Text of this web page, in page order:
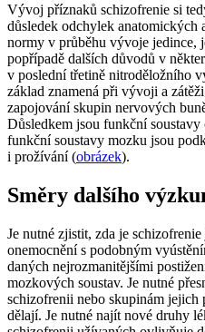
Vývoj příznaků schizofrenie si
důsledek odchylek anatomických
normy v průběhu vývoje jedince,
popřípadě dalších důvodů v
v poslední třetině nitroděložního
základ znamená při vývoji a
zapojování skupin nervových
Důsledkem jsou funkční
funkční soustavy mozku jsou
i prožívání (obrázek).
Směry dalšího
Je nutné zjistit, zda je
onemocnění s podobným
daných nejrozmanitějšími
mozkových soustav. Je nutné
schizofrenii nebo skupinám
dělají. Je nutné najít nové druhy